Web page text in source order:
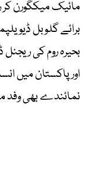
مائیک میکگورن
برائے گلوبل
بحیرہ روم کی ریجنل
اور پاکستان میں
نمائندے بھی وفد